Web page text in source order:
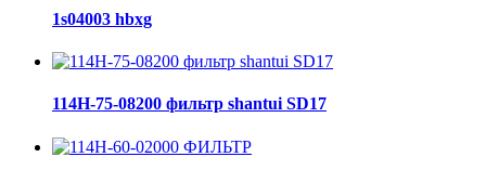
1s04003 hbxg
114H-75-08200 фильтр shantui SD17